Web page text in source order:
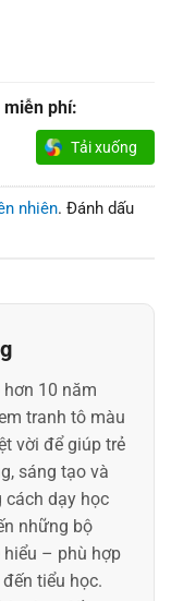
phí:
Tải xuống
nhiên. Đánh dấu
hơn 10 năm
tranh tô màu
vời để giúp trẻ
sáng tạo và
cách dạy học
những bộ
– phù hợp
tiểu học.